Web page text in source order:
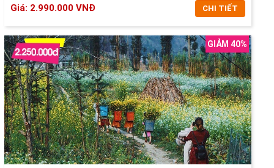
CHI TIẾT
ĐẶT TOUR
Giá: 2.990.000 VNĐ CHI TIẾT
GIẢM 40%